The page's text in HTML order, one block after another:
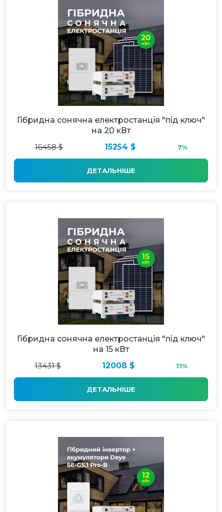
Гібридна сонячна електростанція "під ключ"
на 20 кВт
16458 $
15254 $ 7%
ДЕТАЛЬНІШЕ
Гібридна сонячна електростанція "під ключ"
на 15 кВт
13431 $
12008 $ 11%
ДЕТАЛЬНІШЕ